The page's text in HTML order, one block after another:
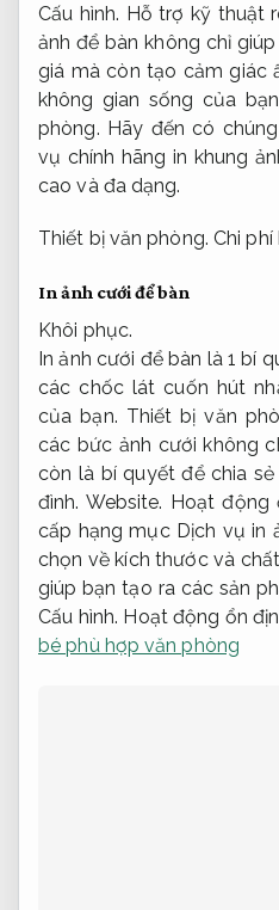
Cấu hình. Hỗ trợ kỹ thuật
ảnh để bàn không chỉ
giá mà còn tạo cảm giác
không gian sống của
phòng. Hãy đến có
vụ chính hãng in khung
cao và đa dạng.
Thiết bị văn phòng. Chi phí
In ảnh cưới để bàn
Khôi phục.
In ảnh cưới để bàn là 1 bí
các chốc lát cuốn hút
của bạn. Thiết bị văn
các bức ảnh cưới không
còn là bí quyết để chia
đình. Website. Hoạt động
cấp hạng mục Dịch vụ in
chọn về kích thước và
giúp bạn tạo ra các sản
Cấu hình. Hoạt động ổn
bé phù hợp văn phòng